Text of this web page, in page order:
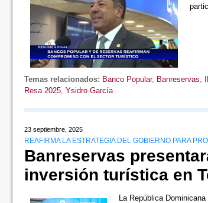
Temas relacionados: Banco Popular, Banreservas
Resa 2025, Ysidro García
23 septiembre, 2025
REAFIRMA LA ESTRATEGIA DEL GOBIERNO PARA
Banreservas
inversión turística en
La República